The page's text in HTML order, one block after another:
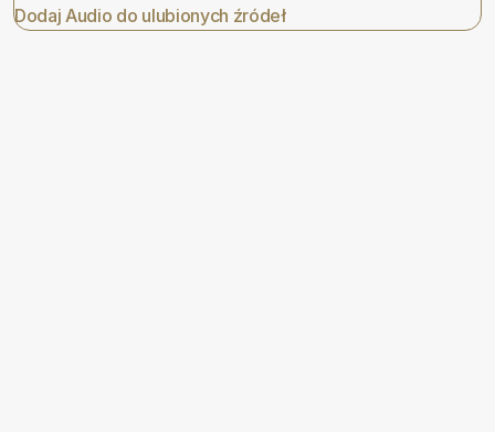
Dodaj Audio do ulubionych źródeł